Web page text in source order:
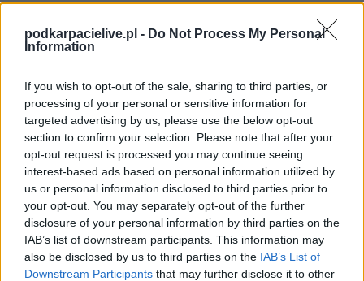
podkarpacielive.pl - Do Not Process My Personal
Information
If you wish to opt-out of the sale, sharing to third parties, or
processing of your personal or sensitive information for
targeted advertising by us, please use the below opt-out
section to confirm your selection. Please note that after your
opt-out request is processed you may continue seeing
interest-based ads based on personal information utilized by
us or personal information disclosed to third parties prior to
your opt-out. You may separately opt-out of the further
disclosure of your personal information by third parties on the
IAB’s list of downstream participants. This information may
also be disclosed by us to third parties on the IAB’s List of
Downstream Participants that may further disclose it to other
zostanie w ramach Stalowa Wola > Klasa B, gr. II (11. kolejki - Stalowa Wola
> Klasa B, gr. II).
bramek, kartki, składy, statystyki i informacje o przebiegu
spotkania. To kompletne źródło danych dla kibiców i pasjonatów
lokalnej piłki nożnej. Jeżeli aktualnie nie widzisz tutaj danych z pewnością
pracujemy nad tym żeby je uzupełnić.
Wynik meczu Tanew Harasiuki vs Jutrzenka Kopki
Po zakończeniu spotkania automatycznie publikujemyoficjalny wynik
spotkania, a także dane meczowe, jeśli są dostępne.
Pełny harmonogram rozgrywek dostępny jest tutaj:Stalowa Wola >
Klasa B, gr. II - terminarz.
Informacje o składach i strzelcach
W miarę dostępności danych, publikujemyskłady wyjściowe,